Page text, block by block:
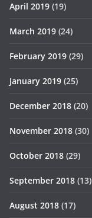
April 2019 (19)
March 2019 (24)
February 2019 (29)
January 2019 (25)
December 2018 (20)
November 2018 (30)
October 2018 (29)
September 2018 (13)
August 2018 (17)